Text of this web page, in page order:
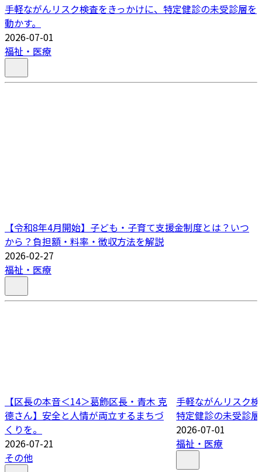
手軽ながんリスク検査をきっかけに、特定健診の未受診層を
動かす。
2026-07-01
福祉・医療
【令和8年4月開始】子ども・子育て支援金制度とは？いつ
から？負担額・料率・徴収方法を解説
2026-02-27
福祉・医療
【区長の本音＜14＞葛飾区長・青木 克
德さん】安全と人情が両立するまちづ
くりを。
2026-07-21
その他
手軽ながんリスク
特定健診の未受診
2026-07-01
福祉・医療